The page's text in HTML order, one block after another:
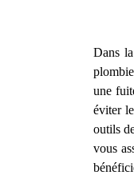
Dans
une
éviter
outils
vous